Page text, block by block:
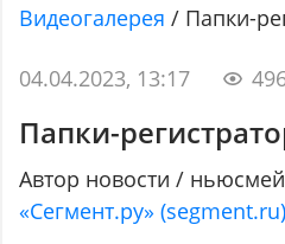
Видеогалерея / Папки-
04.04.2023, 13:17
Папки-
Автор новости /
«Сегмент.ру» (segment.ru)